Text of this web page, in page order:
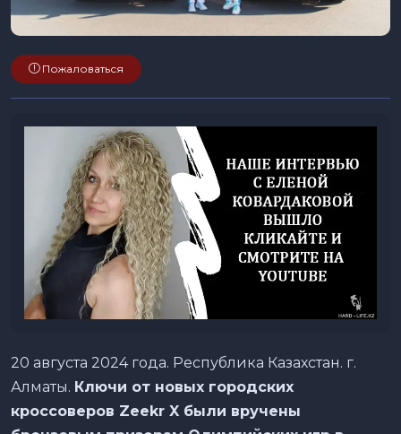
Пожаловаться
20 августа 2024 года. Республика Казахстан. г.
Алматы. Ключи от новых городских
кроссоверов Zeekr X были вручены